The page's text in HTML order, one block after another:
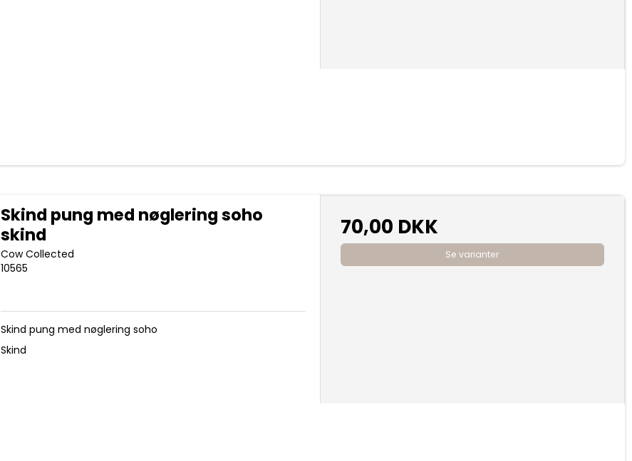
Skind pung med nøglering soho
skind
Cow Collected
10565
Skind pung med nøglering soho
Skind
70,00 DKK
Se varianter